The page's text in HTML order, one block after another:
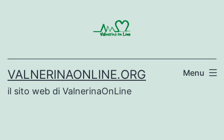
VALNERINAONLINE.ORG
il sito web di ValnerinaOnLine
Menu